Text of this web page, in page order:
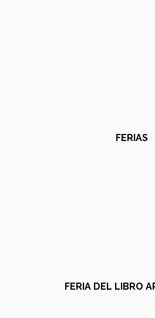
FERIAS
FERIA DEL LIBRO